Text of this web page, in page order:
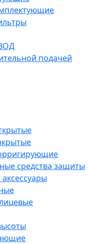
подачей
средства защиты